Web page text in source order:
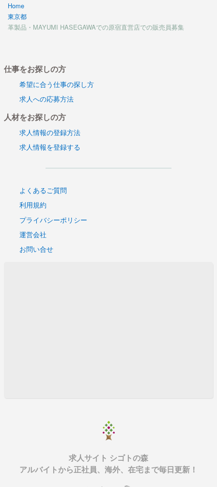
Home
東京都
革製品・MAYUMI HASEGAWAでの原宿直営店での販売員募集
仕事をお探しの方
希望に合う仕事の探し方
求人への応募方法
人材をお探しの方
求人情報の登録方法
求人情報を登録する
よくあるご質問
利用規約
プライバシーポリシー
運営会社
お問い合せ
求人サイト シゴトの森
アルバイトから正社員、海外、在宅まで毎日更新！